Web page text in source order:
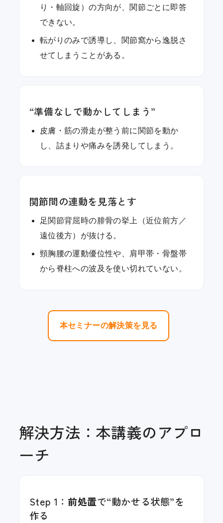
り・軸回旋）の方向が、関節ごとに即答
できない。
転がりのみで誘導し、関節窩から逸脱さ
せてしまうことがある。
“準備なしで動かしてしまう”
皮膚・筋の滑走が整う前に関節を動か
し、詰まりや痛みを誘発してしまう。
関節間の連動を見落とす
足関節背屈時の腓骨の挙上（近位前方／
遠位後方）が抜ける。
頸胸腰の運動優位性や、肩甲帯・骨盤帯
から脊柱への波及を使い切れていない。
本セミナーの解決策を見る
解決方法：本講義のアプロ
ーチ
Step 1： 前処置で“動かせる状態”を
作る